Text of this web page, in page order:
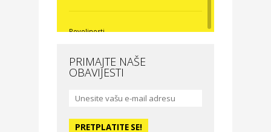
Povoljnosti
Moda i ljepota
studio – Osijek
PRIMAJTE NAŠE
OBAVIJESTI